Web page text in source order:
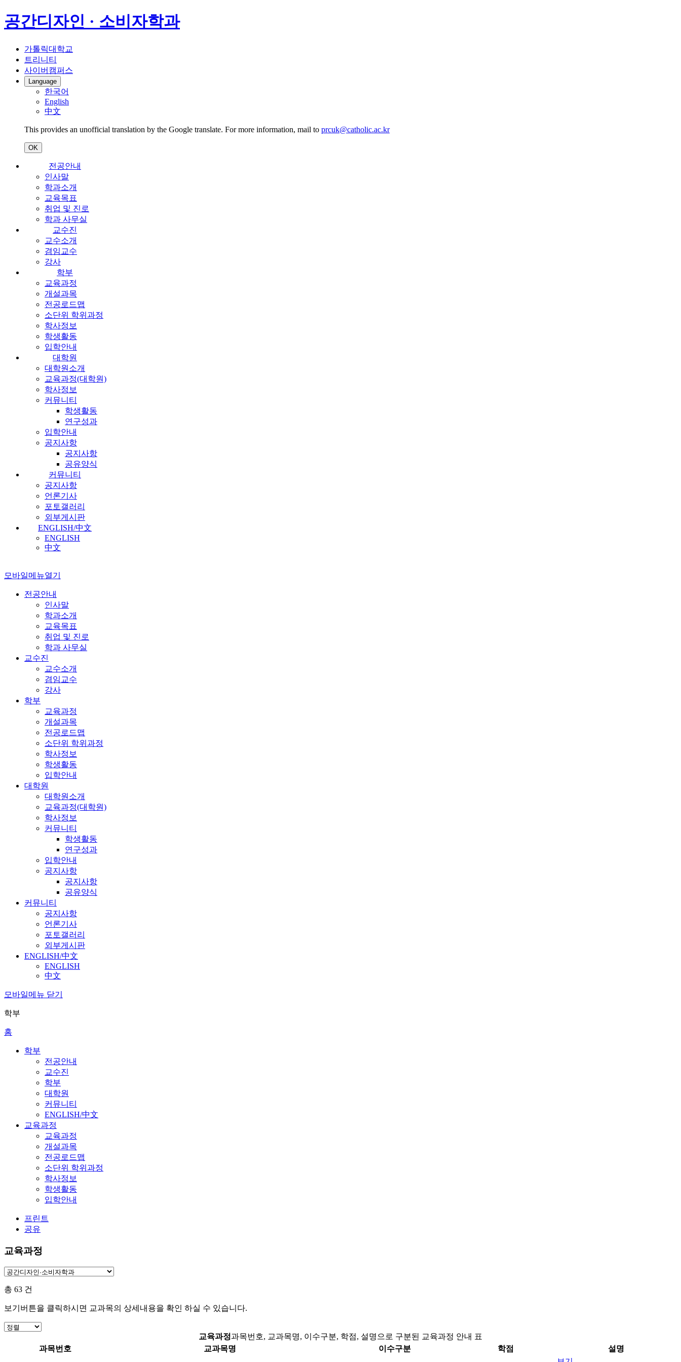
공간디자인 · 소비자학과
가톨릭대학교
트리니티
사이버캠퍼스
Language
한국어
English
中文
This provides an unofficial translation by the Google translate. For more information, mail to prcuk@catholic.ac.kr
OK
전공안내
인사말
학과소개
교육목표
취업 및 진로
학과 사무실
교수진
교수소개
겸임교수
강사
학부
교육과정
개설과목
전공로드맵
소단위 학위과정
학사정보
학생활동
입학안내
대학원
대학원소개
교육과정(대학원)
학사정보
커뮤니티
학생활동
연구성과
입학안내
공지사항
공지사항
공유양식
커뮤니티
공지사항
언론기사
포토갤러리
외부게시판
ENGLISH/中文
ENGLISH
中文
모바일메뉴열기
전공안내
인사말
학과소개
교육목표
취업 및 진로
학과 사무실
교수진
교수소개
겸임교수
강사
학부
교육과정
개설과목
전공로드맵
소단위 학위과정
학사정보
학생활동
입학안내
대학원
대학원소개
교육과정(대학원)
학사정보
커뮤니티
학생활동
연구성과
입학안내
공지사항
공지사항
공유양식
커뮤니티
공지사항
언론기사
포토갤러리
외부게시판
ENGLISH/中文
ENGLISH
中文
모바일메뉴 닫기
학부
홈
학부
전공안내
교수진
학부
대학원
커뮤니티
ENGLISH/中文
교육과정
교육과정
개설과목
전공로드맵
소단위 학위과정
학사정보
학생활동
입학안내
프린트
공유
교육과정
총 63 건
보기버튼을 클릭하시면 교과목의 상세내용을 확인 하실 수 있습니다.
교육과정과목번호, 교과목명, 이수구분, 학점, 설명으로 구분된 교육과정 안내 표
과목번호
교과목명 이수구분 학점 설명